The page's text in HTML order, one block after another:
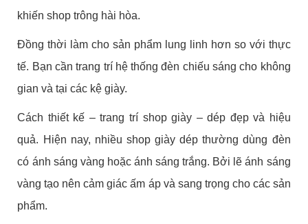
khiến shop trông hài hòa.
Đồng thời làm cho sản phẩm lung linh hơn so với thực
tế. Bạn cần trang trí hệ thống đèn chiếu sáng cho không
gian và tại các kệ giày.
Cách thiết kế – trang trí shop giày – dép đẹp và hiệu
quả. Hiện nay, nhiều shop giày dép thường dùng đèn
có ánh sáng vàng hoặc ánh sáng trắng. Bởi lẽ ánh sáng
vàng tạo nên cảm giác ấm áp và sang trọng cho các sản
phẩm.